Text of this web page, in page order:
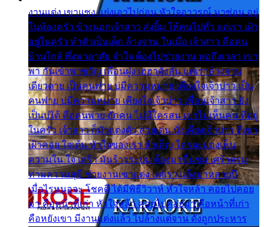
งานแต่ง เขาแซง แย่งเอาไปก่อน หัวใจอาวรณ์ มาซ่อน อยู่
ในห้องครัว ข้างนอกเจ้าสาว ส่งยิ้ม ให้คนไปทั่ว แต่เรา เฝ้า
อยู่ในครัว ทำตัวเป็นเด็ก ล้างจาน ในเมื่อ เจ้าสาว คือคน
บ้านใกล้ พึ่งพาอาศัย จำใจ ต้องไปช่วยงาน พอถึงเวลา เขา
พา กันเข้าพาขวัญ เพื่อนฝูง เฮฮาดังลั่น แต่เราล้างจาน
เดียวดาย เป็นคนพ่าย บ่มีความหมาย เคียงใจเจ้าบ่าว เป็น
คนพ่าย บ่มีความหมาย เคียงใจเจ้าบ่าว เพื่อนเจ้าสาว ยัง
เป็นบ่ได้ คือคนพ่าย ฮักคน ไม่มีใครสน เขาไม่เห็นคน ที่อยู่
ในครัว เจ้าสาว ก็มัวแต่งตัว สวยเด่น นั่งเคียงเจ้าบ่าว ที่เขา
เฝ้าคอย ใจเต้น หัวใจของเรา ลำเค็ญ ใครจะมองเห็น
ความใน ใจ เศร้า มันร้าวระบม ต้องมาขื่นขม เศร้าตรม
ท่ามความสุขี ช่วยงานเขาแต่ง แต่เรา แล้งมาหลายปี
เมื่อไรหนอจะ โชคดี ได้มีพิธีวิวาห์ หัวใจหล้า คอยไปคอย
มา คือหน้าที่เก่า หัวใจหล้า คอยไปคอยมา คือหน้าที่เก่า
คือหยังเขา มีงานแต่งแล้ว ไปล้างแต่จาน ดั่งถูกประหาร